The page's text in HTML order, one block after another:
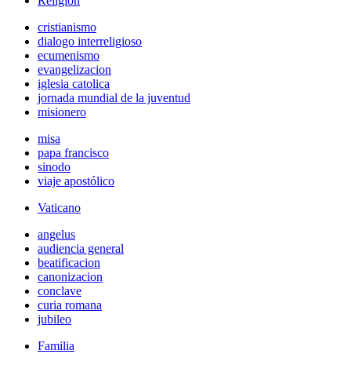
cristianismo
dialogo interreligioso
ecumenismo
evangelizacion
iglesia catolica
jornada mundial de la juventud
misionero
misa
papa francisco
sinodo
viaje apostólico
Vaticano
angelus
audiencia general
beatificacion
canonizacion
conclave
curia romana
jubileo
Familia